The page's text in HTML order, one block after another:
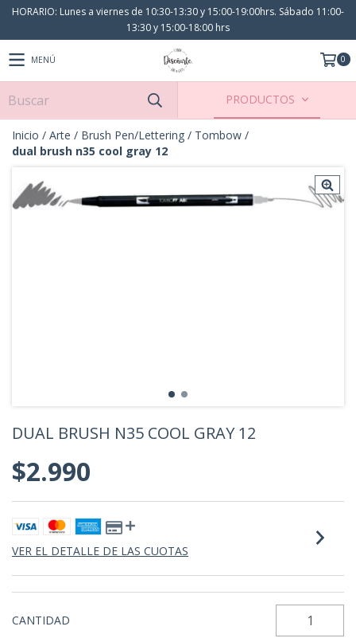
HORARIO: Lunes a viernes de 10:30-13:30 y 15:00-19:00hrs. Sábado 11:00-
13:30 y 15:00-18:00 hrs
MENÚ 0
PRODUCTOS
Inicio / Arte / Brush Pen/Lettering / Tombow /
dual brush n35 cool gray 12
DUAL BRUSH N35 COOL GRAY 12
$2.990
VER EL DETALLE DE LAS CUOTAS
CANTIDAD